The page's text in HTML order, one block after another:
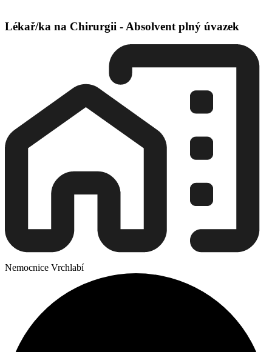
Lékař/ka na Chirurgii - Absolvent plný úvazek
Nemocnice Vrchlabí